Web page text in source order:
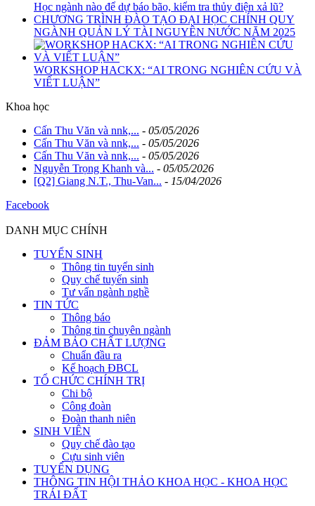
Học ngành nào để dự báo bão, kiểm tra thủy điện xả lũ?
CHƯƠNG TRÌNH ĐÀO TẠO ĐẠI HỌC CHÍNH QUY
NGÀNH QUẢN LÝ TÀI NGUYÊN NƯỚC NĂM 2025
WORKSHOP HACKX: “AI TRONG NGHIÊN CỨU VÀ
VIẾT LUẬN”
Khoa học
Cấn Thu Văn và nnk,... - 05/05/2026
Cấn Thu Văn và nnk,... - 05/05/2026
Cấn Thu Văn và nnk,... - 05/05/2026
Nguyễn Trọng Khanh và... - 05/05/2026
[Q2] Giang N.T., Thu-Van... - 15/04/2026
Facebook
DANH MỤC CHÍNH
TUYỂN SINH
Thông tin tuyển sinh
Quy chế tuyển sinh
Tư vấn ngành nghề
TIN TỨC
Thông báo
Thông tin chuyên ngành
ĐẢM BẢO CHẤT LƯỢNG
Chuẩn đầu ra
Kế hoạch ĐBCL
TỔ CHỨC CHÍNH TRỊ
Chi bộ
Công đoàn
Đoàn thanh niên
SINH VIÊN
Quy chế đào tạo
Cựu sinh viên
TUYỂN DỤNG
THÔNG TIN HỘI THẢO KHOA HỌC - KHOA HỌC
TRÁI ĐẤT